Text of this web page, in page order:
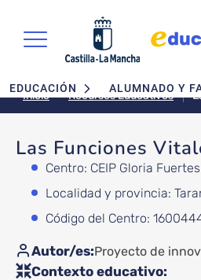
Navegación principal
EDUCACIÓN ALUMNADO Y
Inicio Recursos Educativos
Las Funciones
Centro: CEIP Gloria Fuertes
Localidad y provincia:
Código del Centro:
Autor/es Proyecto de
Contexto educativo